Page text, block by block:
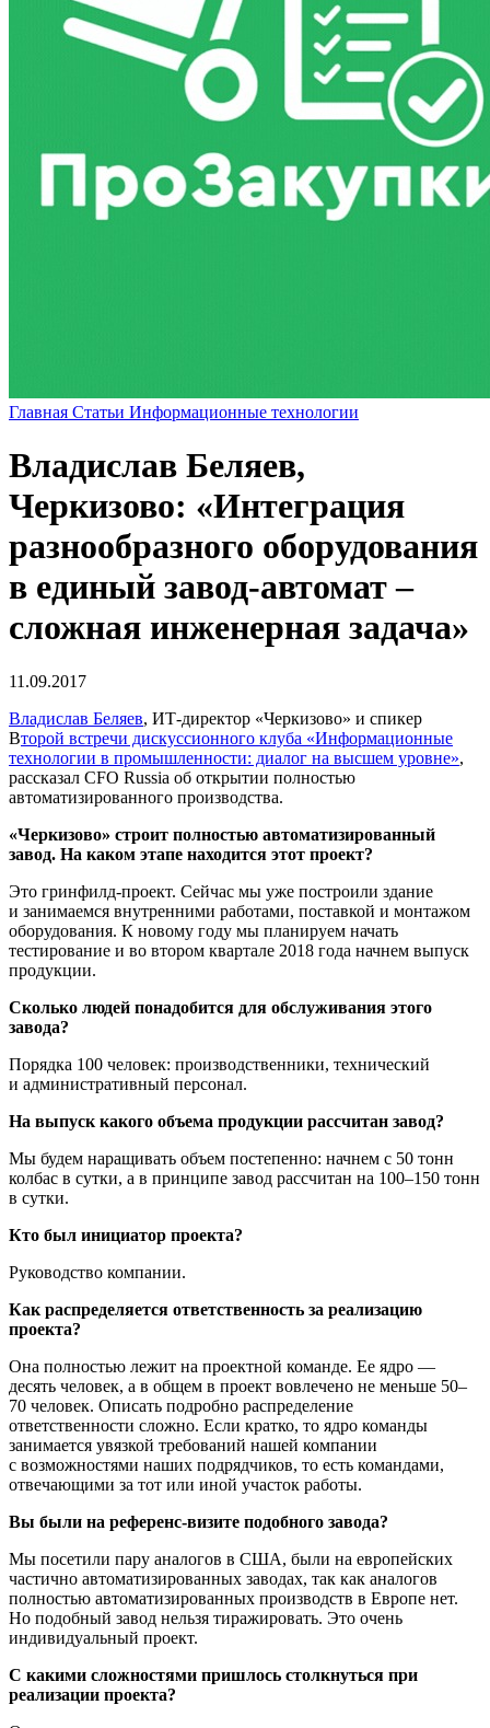
Главная Статьи Информационные технологии
Владислав Беляев,
Черкизово: «Интеграция
разнообразного оборудования
в единый завод-автомат –
сложная инженерная задача»
11.09.2017
Владислав Беляев, ИТ-директор «Черкизово» и спикер
Второй встречи дискуссионного клуба «Информационные
технологии в промышленности: диалог на высшем уровне»,
рассказал CFO Russia об открытии полностью
автоматизированного производства.
«Черкизово» строит полностью автоматизированный
завод. На каком этапе находится этот проект?
Это гринфилд-проект. Сейчас мы уже построили здание
и занимаемся внутренними работами, поставкой и монтажом
оборудования. К новому году мы планируем начать
тестирование и во втором квартале 2018 года начнем выпуск
продукции.
Сколько людей понадобится для обслуживания этого
завода?
Порядка 100 человек: производственники, технический
и административный персонал.
На выпуск какого объема продукции рассчитан завод?
Мы будем наращивать объем постепенно: начнем с 50 тонн
колбас в сутки, а в принципе завод рассчитан на 100–150 тонн
в сутки.
Кто был инициатор проекта?
Руководство компании.
Как распределяется ответственность за реализацию
проекта?
Она полностью лежит на проектной команде. Ее ядро —
десять человек, а в общем в проект вовлечено не меньше 50–
70 человек. Описать подробно распределение
ответственности сложно. Если кратко, то ядро команды
занимается увязкой требований нашей компании
с возможностями наших подрядчиков, то есть командами,
отвечающими за тот или иной участок работы.
Вы были на референс-визите подобного завода?
Мы посетили пару аналогов в США, были на европейских
частично автоматизированных заводах, так как аналогов
полностью автоматизированных производств в Европе нет.
Но подобный завод нельзя тиражировать. Это очень
индивидуальный проект.
С какими сложностями пришлось столкнуться при
реализации проекта?